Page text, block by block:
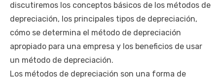
discutiremos los conceptos básicos de los métodos de
depreciación, los principales tipos de depreciación,
cómo se determina el método de depreciación
apropiado para una empresa y los beneficios de usar
un método de depreciación.
Los métodos de depreciación son una forma de